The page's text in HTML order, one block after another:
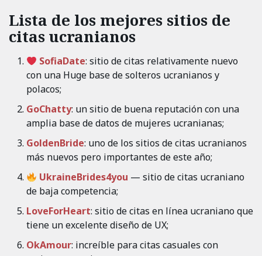
Lista de los mejores sitios de
citas ucranianos
SofiaDate: sitio de citas relativamente nuevo
con una Huge base de solteros ucranianos y
polacos;
GoChatty: un sitio de buena reputación con una
amplia base de datos de mujeres ucranianas;
GoldenBride: uno de los sitios de citas ucranianos
más nuevos pero importantes de este año;
UkraineBrides4you — sitio de citas ucraniano
de baja competencia;
LoveForHeart: sitio de citas en línea ucraniano que
tiene un excelente diseño de UX;
OkAmour: increíble para citas casuales con